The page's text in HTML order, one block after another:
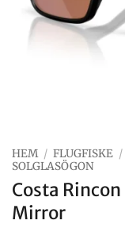
HEM / FLUGFISKE /
SOLGLASÖGON
Costa
Mirror